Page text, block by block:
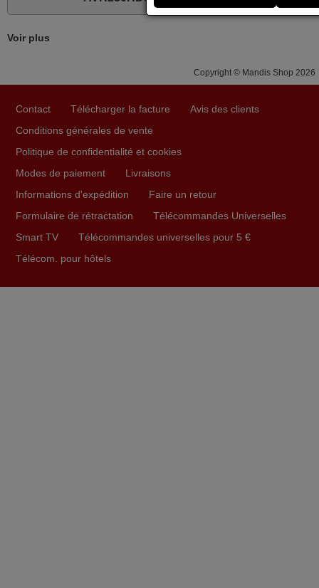
vidéo projecteur Wimius P20. Un avis provisoire avait été
reçu la télécommande au cours du 3ème jour ouvré,
fonctionnalité de la télécommande, le produit tient sa
promesse. Le document permet de connaître facilement
directement utilisable moyennant l'insertion des 2 piles
fournies.
FRANCE
Voir plus
Copyright © Mandis Shop 2026
Contact Télécharger la facture
Avis des clients
Conditions générales de vente
Politique de confidentialité et cookies
Modes de paiement
Livraisons
Informations d'expédition
Faire un retour
Formulaire de rétractation
Télécommandes Universelles
Smart TV
Télécommandes universelles pour 5 €
Télécom. pour hôtels